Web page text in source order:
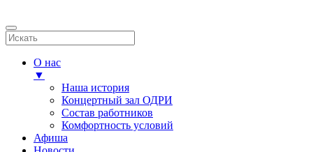
О нас
▼
Наша история
Концертный зал ОДРИ
Состав работников
Комфортность условий
Афиша